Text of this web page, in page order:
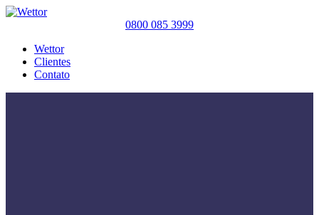
0800 085 3999
Wettor
Clientes
Contato